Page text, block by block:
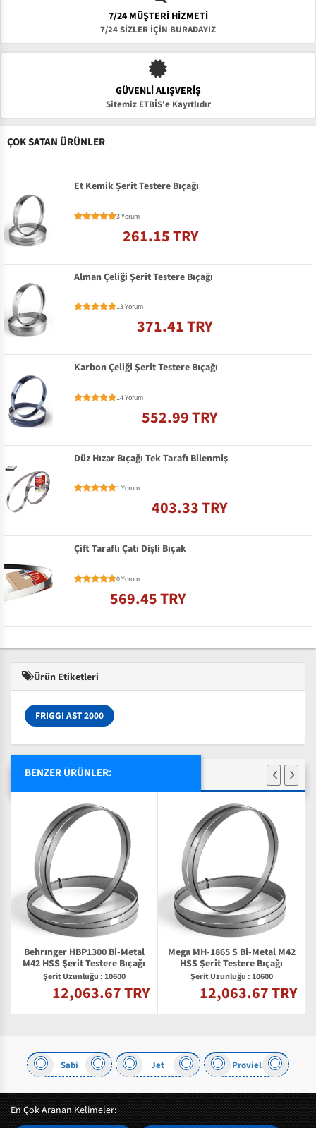
7/24 MÜŞTERİ HİZMETİ
7/24 SİZLER İÇİN BURADAYIZ
GÜVENLI ALIŞVERIŞ
Sitemiz ETBİS'e Kayıtlıdır
ÇOK SATAN ÜRÜNLER
Et Kemik Şerit Testere Bıçağı
3 Yorum
261.15 TRY
Alman Çeliği Şerit Testere Bıçağı
13 Yorum
371.41 TRY
Karbon Çeliği Şerit Testere Bıçağı
14 Yorum
552.99 TRY
Düz Hızar Bıçağı Tek Tarafı Bilenmiş
1 Yorum
403.33 TRY
Çift Taraflı Çatı Dişli Bıçak
0 Yorum
569.45 TRY
Ürün Etiketleri
FRIGGI AST 2000
BENZER ÜRÜNLER:
Behrınger HBP1300 Bi-Metal
M42 HSS Şerit Testere Bıçağı
Şerit Uzunluğu : 10600
12,063.67 TRY
Mega MH-1865 S Bi-Metal M42
HSS Şerit Testere Bıçağı
Şerit Uzunluğu : 10600
12,063.67 TRY
Sabi Jet Proviel
En Çok Aranan Kelimeler: